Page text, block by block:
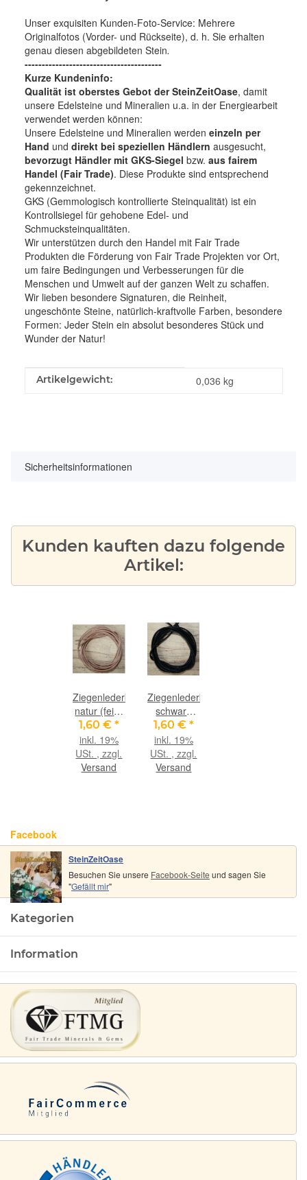
Unser exquisiten Kunden-Foto-Service: Mehrere
Originalfotos (Vorder- und Rückseite), d. h. Sie erhalten
genau diesen abgebildeten Stein.
----------------------------------------
Kurze Kundeninfo:
Qualität ist oberstes Gebot der SteinZeitOase, damit
unsere Edelsteine und Mineralien u.a. in der Energiearbeit
verwendet werden können:
Unsere Edelsteine und Mineralien werden einzeln per
Hand und direkt bei speziellen Händlern ausgesucht,
bevorzugt Händler mit GKS-Siegel bzw. aus fairem
Handel (Fair Trade). Diese Produkte sind entsprechend
gekennzeichnet.
GKS (Gemmologisch kontrollierte Steinqualität) ist ein
Kontrollsiegel für gehobene Edel- und
Schmucksteinqualitäten.
Wir unterstützen durch den Handel mit Fair Trade
Produkten die Förderung von Fair Trade Projekten vor Ort,
um faire Bedingungen und Verbesserungen für die
Menschen und Umwelt auf der ganzen Welt zu schaffen.
Wir lieben besondere Signaturen, die Reinheit,
ungeschönte Steine, natürlich-kraftvolle Farben, besondere
Formen: Jeder Stein ein absolut besonderes Stück und
Wunder der Natur!
Produkteigenschaft
Wert
Artikelgewicht: 0,036 kg
Sicherheitsinformationen
Kunden kauften dazu folgende
Artikel:
Ziegenlederband
natur (fein-
weich), ca.
1,4 mm
Durchm.,
ca. 1 m
1,60 € *
inkl. 19%
USt. , zzgl.
Versand
Ziegenlederband
schwarz
(fein-
weich), ca.
1,4 mm
Durchm.,
1,60 € *
inkl. 19%
USt. , zzgl.
Versand
Facebook
SteinZeitOase
Besuchen Sie unsere Facebook-Seite und sagen Sie
"Gefällt mir"
Kategorien
Information